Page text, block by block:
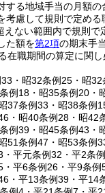
する地域手当の月額
考慮して規則で定める
えない範囲内で規則で
た額を第2項の期末手
在職期間の算定に関
・昭32条例25・昭32
例18・昭35条例20・
37条例33・昭38条例
・昭40条例28・昭42
例39・昭45条例43・
51条例47・昭53条例
・平元条例32・平2条
・平6条例26・平9条例
・平13条例39・平14